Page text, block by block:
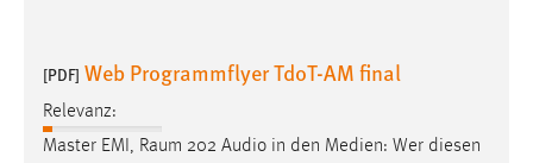
[PDF] Web Programmflyer TdoT-AM final
Relevanz:
Master EMI, Raum 202 Audio in den Medien: Wer diesen